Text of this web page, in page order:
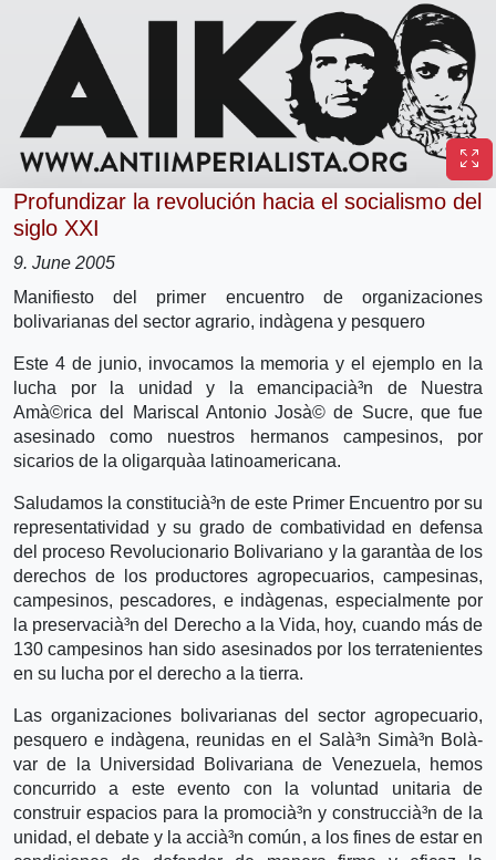
Profundizar la revolución hacia el socialismo del
siglo XXI
9. June 2005
Manifiesto del primer encuentro de organizaciones
bolivarianas del sector agrario, indà­gena y pesquero
Este 4 de junio, invocamos la memoria y el ejemplo en la
lucha por la unidad y la emancipacià³n de Nuestra
Amà©rica del Mariscal Antonio Josà© de Sucre, que fue
asesinado como nuestros hermanos campesinos, por
sicarios de la oligarquà­a latinoamericana.
Saludamos la constitucià³n de este Primer Encuentro por su
representatividad y su grado de combatividad en defensa
del proceso Revolucionario Bolivariano y la garantà­a de los
derechos de los productores agropecuarios, campesinas,
campesinos, pescadores, e indà­genas, especialmente por
la preservacià³n del Derecho a la Vida, hoy, cuando más de
130 campesinos han sido asesinados por los terratenientes
en su lucha por el derecho a la tierra.
Las organizaciones bolivarianas del sector agropecuario,
pesquero e indà­gena, reunidas en el Salà³n Simà³n Bolà­
var de la Universidad Bolivariana de Venezuela, hemos
concurrido a este evento con la voluntad unitaria de
construir espacios para la promocià³n y construccià³n de la
unidad, el debate y la accià³n común, a los fines de estar en